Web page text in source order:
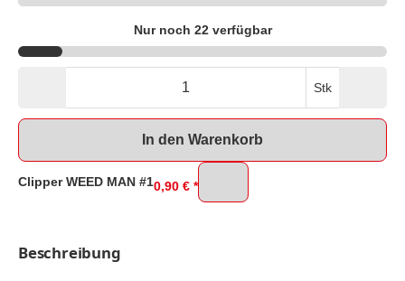
Nur noch 22 verfügbar
Stk
In den Warenkorb
Clipper WEED MAN #10,90 € *
Beschreibung